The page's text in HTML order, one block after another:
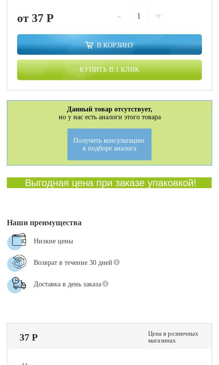
от 37P - +
В КОРЗИНУ
КУПИТЬ В 1 КЛИК
Данный товар отсутствует,
но у нас есть аналоги этого товара
Получить консультацию
в подборе аналога
Выгодная цена при заказе упаковкой!
Наши преимущества
Низкие цены
Возврат в течение 30 дней
Доставка в день заказа
37 Р
Цена в розничных
магазинах